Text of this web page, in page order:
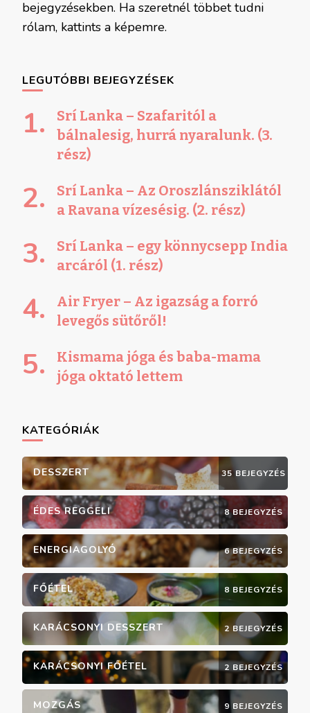
bejegyzésekben. Ha szeretnél többet tudni
rólam, kattints a képemre.
LEGUTÓBBI BEJEGYZÉSEK
Srí Lanka – Szafaritól a
bálnalesig, hurrá nyaralunk. (3.
rész)
Srí Lanka – Az Oroszlánsziklától
a Ravana vízesésig. (2. rész)
Srí Lanka – egy könnycsepp India
arcáról (1. rész)
Air Fryer – Az igazság a forró
levegős sütőről!
Kismama jóga és baba-mama
jóga oktató lettem
KATEGÓRIÁK
DESSZERT 35 BEJEGYZÉS
ÉDES REGGELI 8 BEJEGYZÉS
ENERGIAGOLYÓ 6 BEJEGYZÉS
FŐÉTEL 8 BEJEGYZÉS
KARÁCSONYI DESSZERT 2 BEJEGYZÉS
KARÁCSONYI FŐÉTEL 2 BEJEGYZÉS
MOZGÁS 9 BEJEGYZÉS